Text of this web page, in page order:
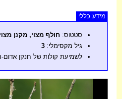
מידע כללי
סטטוס: חולף מצוי, מקנן
גיל מקסימלי: 3
לשמיעת קולות של חנקן